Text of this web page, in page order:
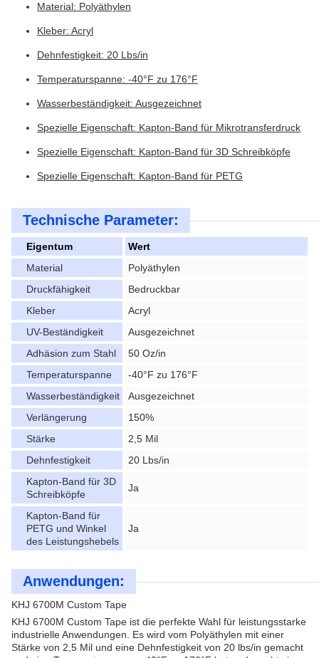
Material: Polyäthylen
Kleber: Acryl
Dehnfestigkeit: 20 Lbs/in
Temperaturspanne: -40°F zu 176°F
Wasserbeständigkeit: Ausgezeichnet
Spezielle Eigenschaft: Kapton-Band für Mikrotransferdruck
Spezielle Eigenschaft: Kapton-Band für 3D Schreibköpfe
Spezielle Eigenschaft: Kapton-Band für PETG
Technische Parameter:
Eigentum
Wert
Material
Polyäthylen
Druckfähigkeit
Bedruckbar
Kleber
Acryl
UV-Beständigkeit
Ausgezeichnet
Adhäsion zum Stahl
50 Oz/in
Temperaturspanne
-40°F zu 176°F
Wasserbeständigkeit
Ausgezeichnet
Verlängerung
150%
Stärke
2,5 Mil
Dehnfestigkeit
20 Lbs/in
Kapton-Band für 3D
Schreibköpfe
Ja
Kapton-Band für
PETG und Winkel
des Leistungshebels
Ja
Anwendungen:
KHJ 6700M Custom Tape
KHJ 6700M Custom Tape ist die perfekte Wahl für leistungsstarke
industrielle Anwendungen. Es wird vom Polyäthylen mit einer
Stärke von 2,5 Mil und eine Dehnfestigkeit von 20 lbs/in gemacht